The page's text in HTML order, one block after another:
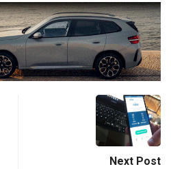
Next Post